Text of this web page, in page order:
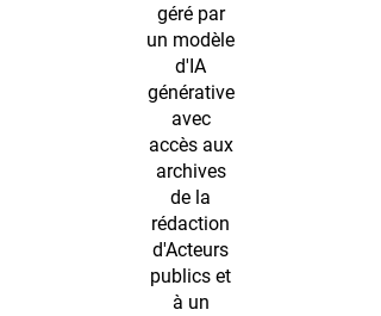
géré par
un modèle
d'IA
générative
avec
accès aux
archives
de la
rédaction
d'Acteurs
publics et
à un